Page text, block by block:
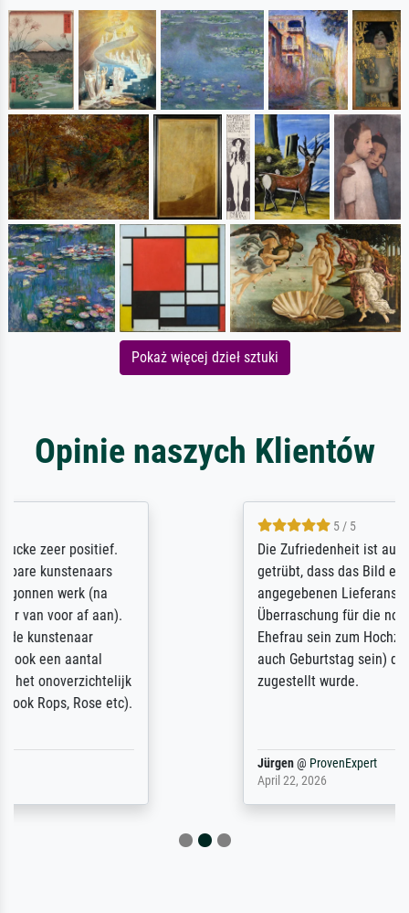
Pokaż więcej dzieł sztuki
Opinie naszych Klientów
Die Zufriedenheit ist auch nicht dadurch
getrübt, dass das Bild entgegen einer
angegebenen Lieferanschrift (sollte eine
Überraschung für die normannische
Ehefrau sein zum Hochzeits- gleichzeitig
auch Geburtstag sein) doch nach zu Hause
zugestellt wurde.